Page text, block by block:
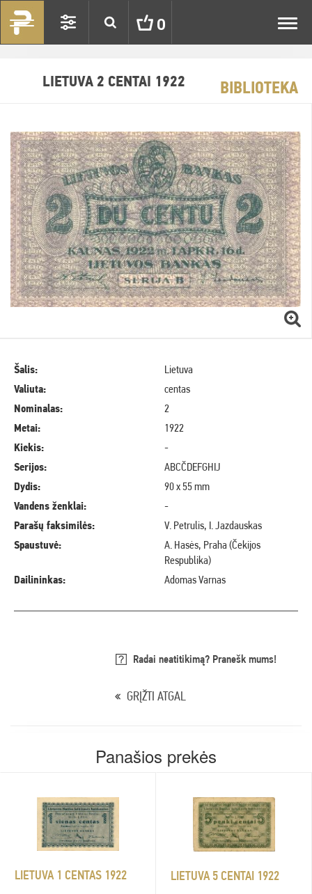
0
LIETUVA 2 CENTAI 1922 BIBLIOTEKA
Šalis:
Lietuva
Valiuta:
centas
Nominalas:
2
Metai:
1922
Kiekis:
-
Serijos:
ABCČDEFGHIJ
Dydis:
90 x 55 mm
Vandens ženklai:
-
Parašų faksimilės:
V. Petrulis, I. Jazdauskas
Spaustuvė:
A. Hasės, Praha (Čekijos
Respublika)
Dailininkas:
Adomas Varnas
Radai neatitikimą? Pranešk mums!
GRĮŽTI ATGAL
Panašios prekės
LIETUVA 1 CENTAS 1922 LIETUVA 5 CENTAI 1922